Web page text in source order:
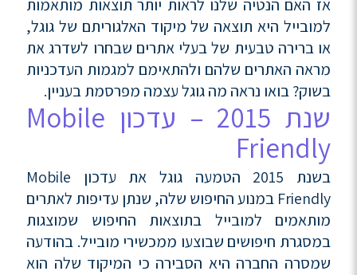
אז האם הנטיה שלנו לראות יותר תוצאות מותאמות
למובייל היא תוצאה של מיקוד האלגוריתם של גוגל,
או ברירה טבעית של בעלי אתרים שבחרו לשדרג את
מראה האתרים שלהם ולהתאימם למגמות העדכניות
בשוק? בואו נראה מה גוגל עצמה מפרסמת בעניין.
שנת 2015 – עדכון Mobile
Friendly
בשנת 2015 הטמעה גוגל את עדכון Mobile
Friendly במנוע החיפוש שלה, שנתן עדיפות לאתרים
מותאמים למובייל בתוצאות החיפוש שמוצגות
במסגרת חיפושים שבוצעו ממכשירי מובייל. בהודעה
שמסרה החברה היא הסבירה כי המיקוד שלה הוא